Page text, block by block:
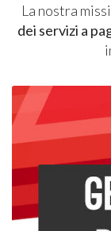
La nostra
dei servizi a